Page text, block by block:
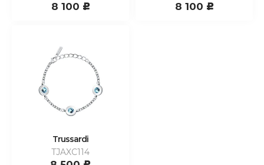
8 100 c 8 100 c
Trussardi
TJAXC114